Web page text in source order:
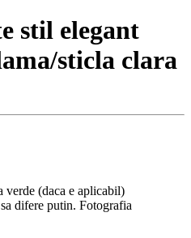
stil elegant
sticla clara
verde (daca e aplicabil)
difere putin. Fotografia